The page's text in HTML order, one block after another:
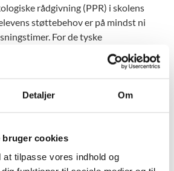
Detaljer Om
bruger cookies
tilpasse vores indhold og
rådgivning (PPR) i skolens
støttebehov er på mindst ni
For de tyske
udtalelsen fra PPR erstattes af en
Schul- und Sprachverein (DSSV).
plan for indsatsen for eleven og
og løbende evaluere indsatsen over
specialundervisning.
ansøger om støtten